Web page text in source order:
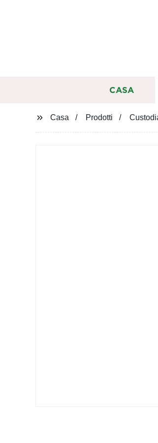
CASA
Casa Prodotti